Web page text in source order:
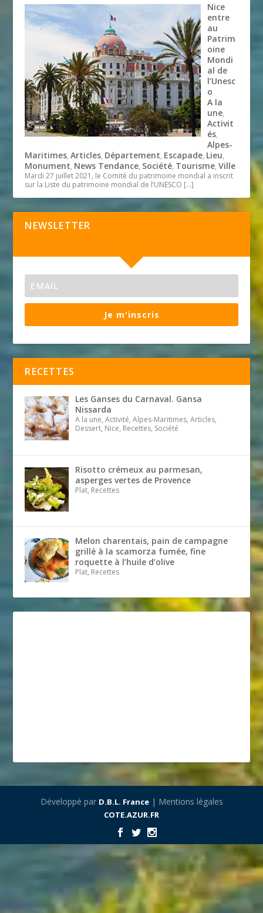
Nice
entre
au
Patrim
oine
Mondi
al de
l’Unesc
o
A la
une,
Activit
és,
Alpes-
Maritimes,Articles, Département, Escapade, Lieu,
Monument, News Tendance, Société, Tourisme,Ville
Mardi 27 juillet 2021, le Comité du patrimoine mondial a inscrit
sur la Liste du patrimoine mondial de l’UNESCO […]
NEWSLETTER
Je m'inscris
RECETTES
Les Ganses du Carnaval. Gansa
Nissarda
A la une, Activité, Alpes-Maritimes, Articles,
Dessert, Nice, Recettes, Société
Risotto crémeux au parmesan,
asperges vertes de Provence
Plat, Recettes
Melon charentais, pain de campagne
grillé à la scamorza fumée, fine
roquette à l’huile d’olive
Plat, Recettes
Développé par D.B.L. France| Mentions légales
COTE.AZUR.FR